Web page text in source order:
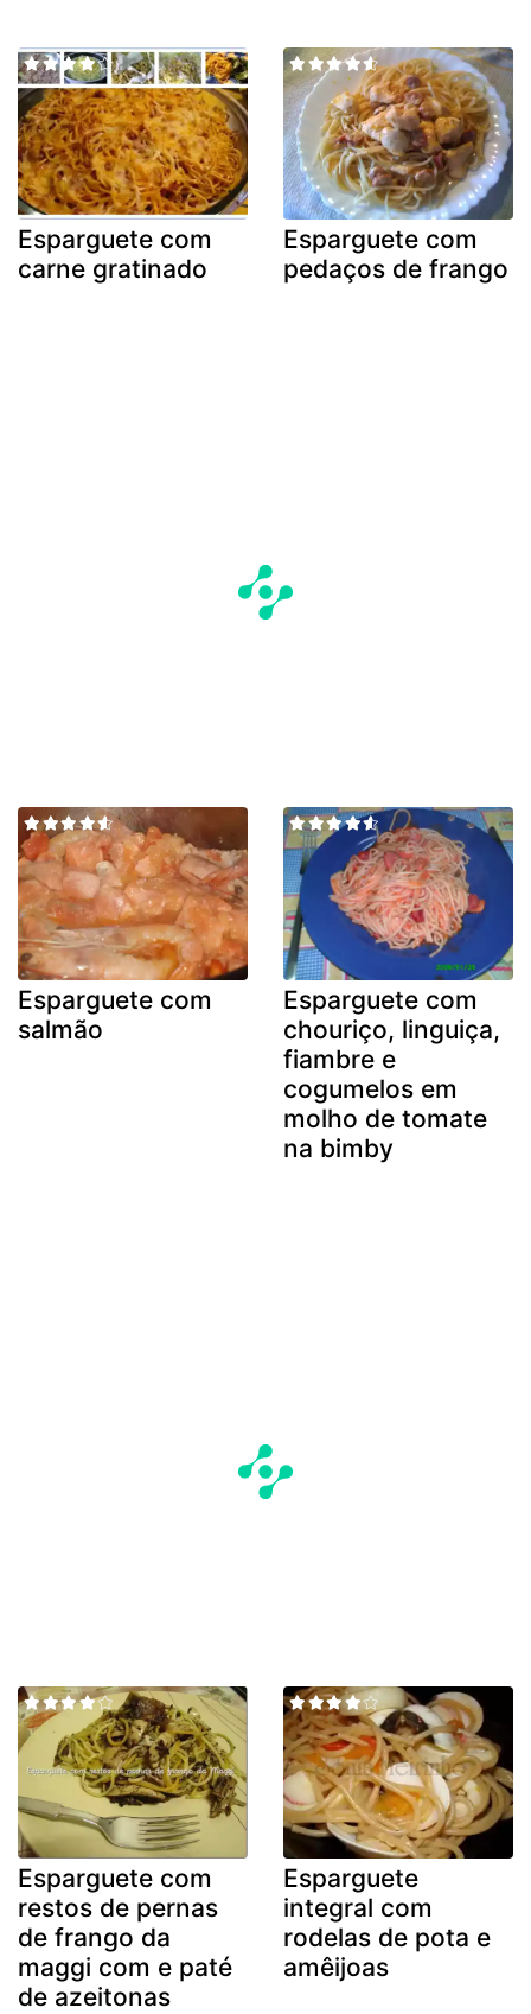
Esparguete com
carne gratinado
Esparguete com
pedaços de frango
Esparguete com
salmão
Esparguete com
chouriço, linguiça,
fiambre e
cogumelos em
molho de tomate
na bimby
Esparguete com
restos de pernas
de frango da
maggi com e paté
de azeitonas
Esparguete
integral com
rodelas de pota e
amêijoas